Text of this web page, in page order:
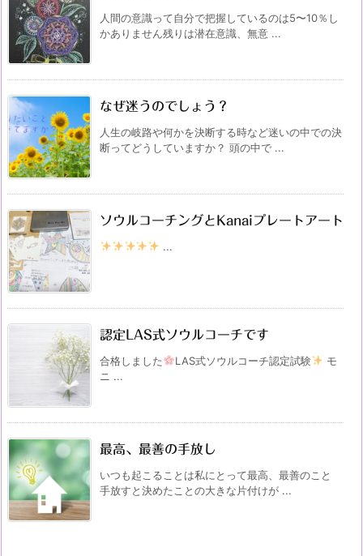
人間の意識って自分で把握しているのは5〜10％し
かありません残りは潜在意識、無意 ...
なぜ迷うのでしょう？
人生の岐路や何かを決断する時など迷いの中での決
断ってどうしていますか？ 頭の中で ...
ソウルコーチングとKanaiプレートアート
...
認定LAS式ソウルコーチです
合格しました
LAS式ソウルコーチ認定試験
モ
ニ ...
最高、最善の手放し
いつも起こることは私にとって最高、最善のこと
手放すと決めたことの大きな片付けが ...